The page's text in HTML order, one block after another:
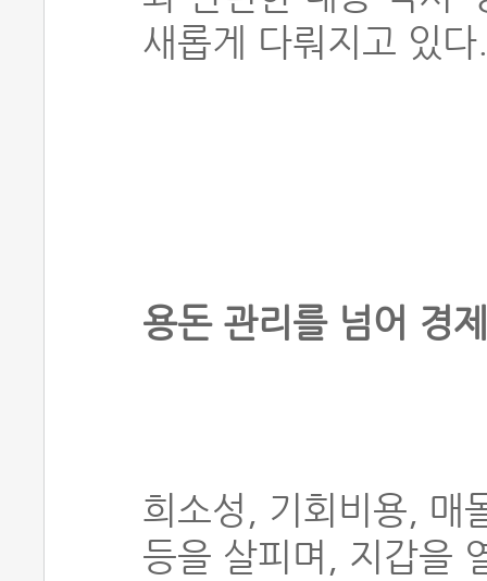
새롭게 다뤄지고 있다.
용돈 관리를 넘어 경
희소성, 기회비용, 매
등을 살피며, 지갑을